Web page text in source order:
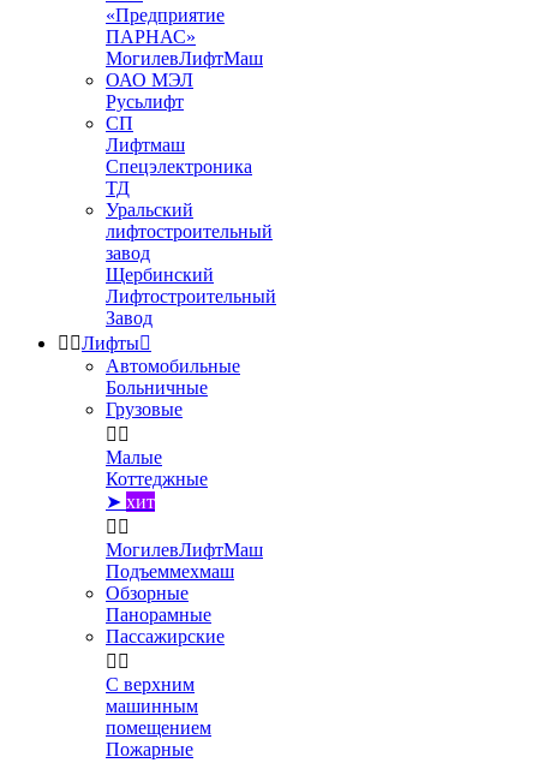
«Предприятие
ПАРНАС»
МогилевЛифтМаш
ОАО МЭЛ
Русьлифт
СП
Лифтмаш
Спецэлектроника
ТД
Уральский
лифтостроительный
завод
Щербинский
Лифтостроительный
Завод
 Лифты
Автомобильные
Больничные
Грузовые
 
Малые
Коттеджные
➤ хит
 
МогилевЛифтМаш
Подъеммехмаш
Обзорные
Панорамные
Пассажирские
 
С верхним
машинным
помещением
Пожарные